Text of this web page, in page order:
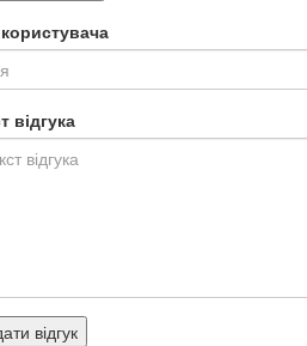
відгука
відгук